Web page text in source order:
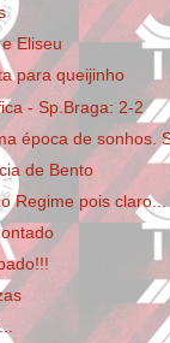
Eliseu
para queijinho
- Sp.Braga: 2-2
época de sonhos.
de Bento
Regime pois claro...